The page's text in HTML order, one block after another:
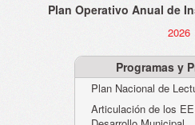
Plan Operativo Anual de
2026
Programas y
Plan Nacional de
Articulación de los